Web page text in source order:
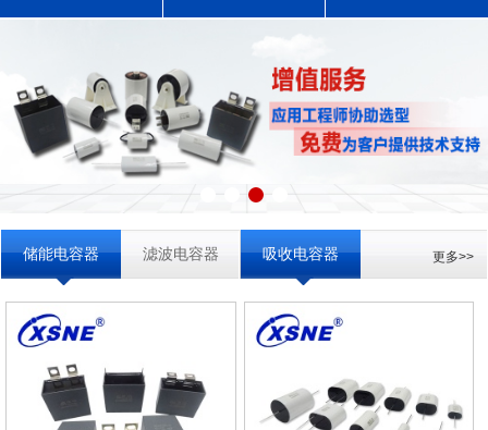
储能电容器 滤波电容器 吸收电容器 更多>>